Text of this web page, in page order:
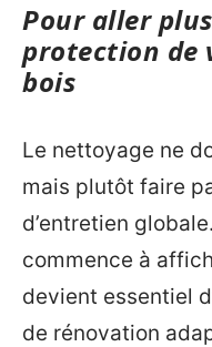
Pour aller
protection de
bois
Le nettoyage ne
mais plutôt faire
d’entretien
commence à
devient essentiel
de rénovation